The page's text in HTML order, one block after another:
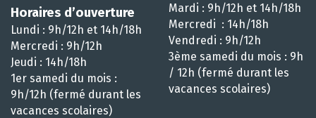
Horaires d’ouverture
Lundi : 9h/12h et 14h/18h
Mercredi : 9h/12h
Jeudi : 14h/18h
1er samedi du mois :
9h/12h (fermé durant les
vacances scolaires)
Mardi : 9h/12h et 14h/18h
Mercredi : 14h/18h
Vendredi : 9h/12h
3ème samedi du mois : 9h
/ 12h (fermé durant les
vacances scolaires)